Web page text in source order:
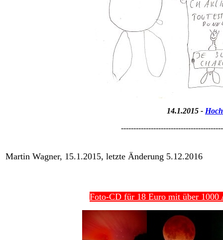
14.1.2015 -
Martin Wagner, 15.1.2015, letzte Änderung 5.12.2016
Foto-CD für 18 Euro mit über